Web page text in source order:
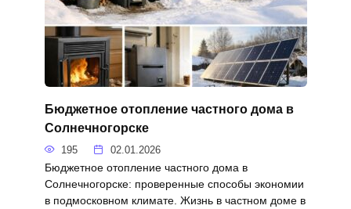
Бюджетное отопление частного дома в
Солнечногорске
195 02.01.2026
Бюджетное отопление частного дома в
Солнечногорске: проверенные способы экономии
в подмосковном климате. Жизнь в частном доме в